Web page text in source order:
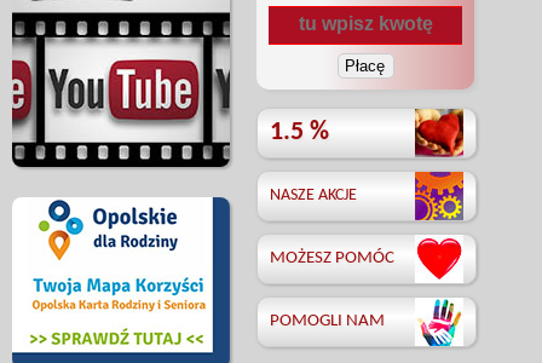
1.5 %
NASZE AKCJE
MOŻESZ POMÓC
POMOGLI NAM